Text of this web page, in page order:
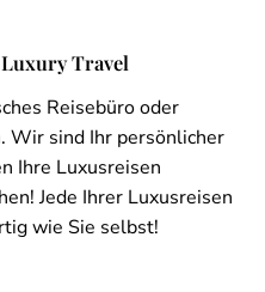
Travel
Reisebüro oder
Wir sind Ihr persönlicher
Ihre Luxusreisen
Jede Ihrer Luxusreisen
wie Sie selbst!